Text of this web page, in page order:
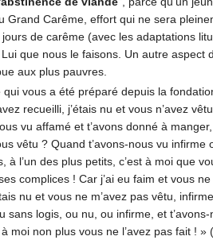
Carême, effort qui ne sera
de carême (avec les adaptations
que nous le faisons. Un autre aspect
aux plus pauvres.
vous a été préparé depuis la
recueilli, j’étais nu et vous n’avez
vu affamé et t’avons donné à
vêtu ? Quand t’avons-nous vu
l’un des plus petits, c’est à moi que
complices ! Car j’ai eu faim et vous ne
nu et vous ne m’avez pas vêtu,
logis, ou nu, ou infirme, et
non plus vous ne l’avez pas fait ! »